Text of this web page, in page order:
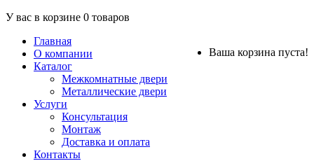
У вас в корзине 0 товаров
Ваша корзина пуста!
Главная
О компании
Каталог
Межкомнатные двери
Металлические двери
Услуги
Консультация
Монтаж
Доставка и оплата
Контакты